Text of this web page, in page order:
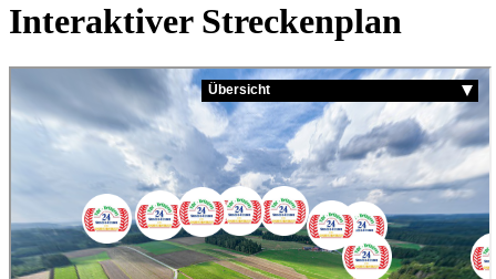
Interaktiver Streckenplan